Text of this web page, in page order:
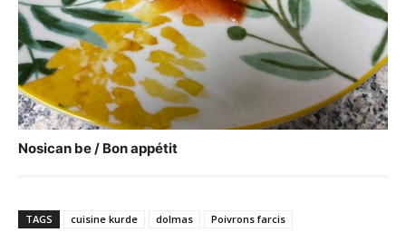
Nosican be / Bon appétit
TAGS cuisine kurde dolmas Poivrons farcis